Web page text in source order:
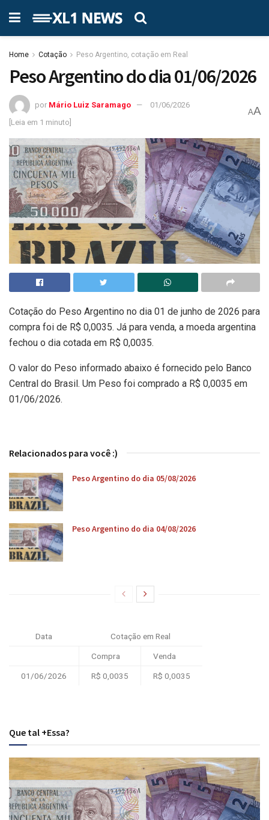
Home Cotação Peso Argentino, cotação em Real
Peso Argentino do dia 01/06/2026
por Mário Luiz Saramago
01/06/2026
[Leia em 1 minuto]
AA
Cotação do Peso Argentino no dia 01 de junho de 2026 para
compra foi de R$ 0,0035. Já para venda, a moeda argentina
fechou o dia cotada em R$ 0,0035.
O valor do Peso informado abaixo é fornecido pelo Banco
Central do Brasil. Um Peso foi comprado a R$ 0,0035 em
01/06/2026.
Relacionados para você :)
Peso Argentino do dia 05/08/2026
Peso Argentino do dia 04/08/2026
Data Cotação em Real
Compra Venda
01/06/2026 R$ 0,0035 R$ 0,0035
Que tal +Essa?